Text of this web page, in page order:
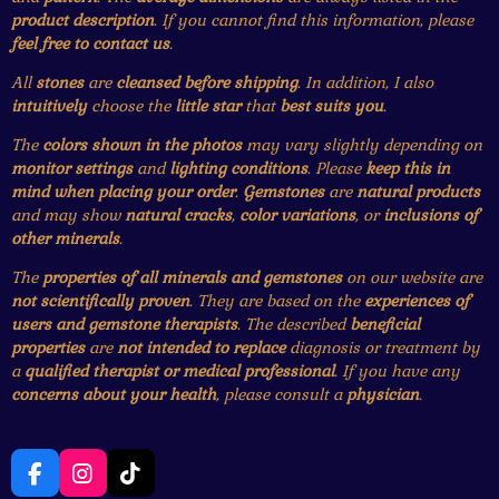
product description. If you cannot find this information, please
feel free to contact us.
Allstonesare cleansed before shipping. In addition, I also
intuitivelychoose the little starthat best suits you.
The colors shown in the photosmay vary slightly depending on
monitor settingsandlighting conditions. Pleasekeep this in
mind when placing your order. Gemstonesarenatural products
and may shownatural cracks, color variations, orinclusions of
other minerals.
The properties of all minerals and gemstoneson our website are
not scientifically proven. They are based on the experiences of
users and gemstone therapists. The describedbeneficial
propertiesarenot intended to replacediagnosis or treatment by
a qualified therapist or medical professional. If you have any
concerns about your health, please consult a physician.
F
I
T